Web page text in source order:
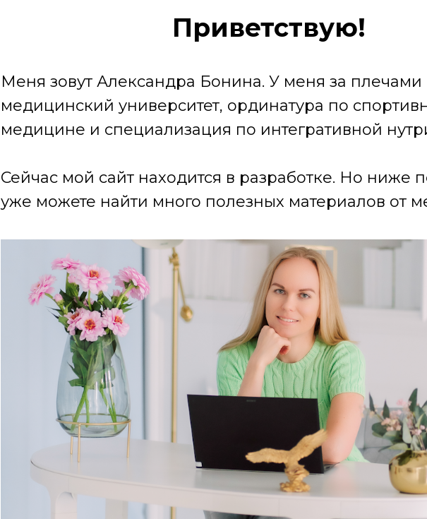
Приветствую!
Меня зовут Александра Бонина. У меня за плечами
медицинский университет, ординатура по
медицине и специализация по интегративной
Сейчас мой сайт находится в разработке. Но ниже
уже можете найти много полезных материалов от